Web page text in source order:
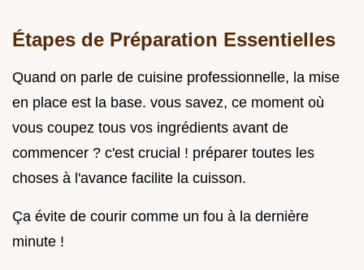
Étapes de Préparation Essentielles
Quand on parle de cuisine professionnelle, la mise
en place est la base. vous savez, ce moment où
vous coupez tous vos ingrédients avant de
commencer ? c'est crucial ! préparer toutes les
choses à l'avance facilite la cuisson.
Ça évite de courir comme un fou à la dernière
minute !